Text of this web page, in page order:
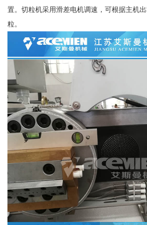
置。切粒机采用滑差电机调速，可根据主机
粒。